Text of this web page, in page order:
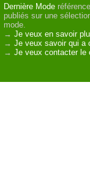
Dernière Mode
publiés sur une
mode.
→Je veux en savoir
→Je veux savoir qui a
→Je veux contacter le